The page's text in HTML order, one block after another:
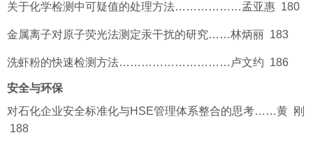
关于化学检测中可疑值的处理方法………………孟亚惠 180
金属离子对原子荧光法测定汞干扰的研究……林炳丽 183
洗虾粉的快速检测方法…………………………卢文约 186
安全与环保
对石化企业安全标准化与HSE管理体系整合的思考……黄 刚
188